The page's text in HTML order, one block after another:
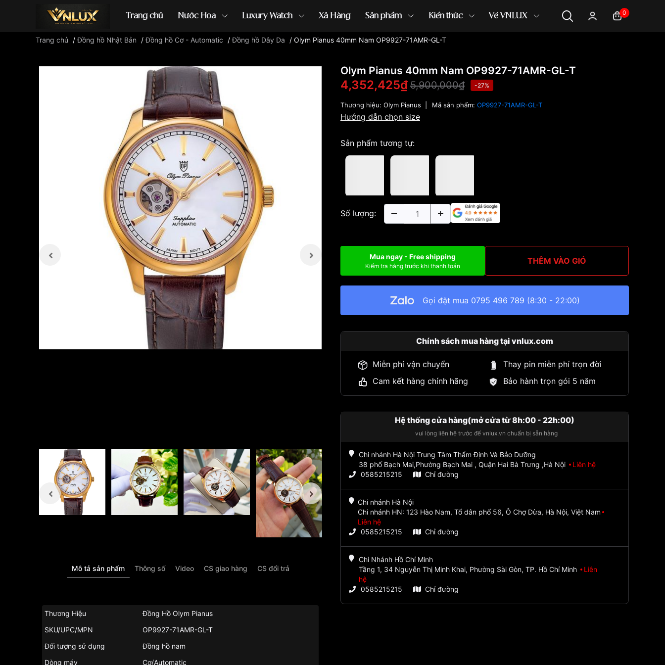
Trang chủ Nước Hoa Luxury Watch Xả Hàng Sản phẩm Kiến thức Về VNLUX 0
Đồng hồ casio đồng hồ G-Shock đồng hồ Orient ...
Trang chủ /Đồng hồ Nhật Bản /Đồng hồ Cơ - Automatic /Đồng hồ Dây Da / Olym Pianus 40mm Nam OP9927-71AMR-GL-T
Mô tả sản phẩm Thông số Video CS giao hàng CS đổi trả
Thương Hiệu
Đồng Hồ Olym Pianus
SKU/UPC/MPN
OP9927-71AMR-GL-T
Đối tượng sử dụng
Đồng hồ nam
Dòng máy
Cơ/Automatic
Olym Pianus 40mm Nam OP9927-71AMR-GL-T
4,352,425₫ 5,900,000₫ -27%
Thương hiệu: Olym Pianus Mã sản phẩm: OP9927-71AMR-GL-T
Hướng dẫn chọn size
Sản phẩm tương tự:
Số lượng:
Mua ngay - Free shipping
Kiểm tra hàng trước khi thanh toán THÊM VÀO GIỎ
Gọi đặt mua 0795 496 789 (8:30 - 22:00)
Chính sách mua hàng tại vnlux.com
Miễn phí vận chuyển
Thay pin miễn phí trọn đời
Cam kết hàng chính hãng
Bảo hành trọn gói 5 năm
Hệ thống cửa hàng(mở cửa từ 8h:00 - 22h:00)
vui lòng liên hệ trước để vnlux.vn chuẩn bị sẵn hàng
Chi nhánh Hà Nội Trung Tâm Thẩm Định Và Bảo Dưỡng
38 phố Bạch Mai,Phường Bạch Mai , Quận Hai Bà Trưng ,Hà Nội
Liên hệ
0585215215
Chỉ đường
Chi nhánh Hà Nội
Chi nhánh HN: 123 Hào Nam, Tổ dân phố 56, Ô Chợ Dừa, Hà Nội, Việt Nam
Liên hệ
0585215215
Chỉ đường
Chi Nhánh Hồ Chí Minh
Tầng 1, 34 Nguyễn Thị Minh Khai, Phường Sài Gòn, TP. Hồ Chí Minh
Liên
hệ
0585215215
Chỉ đường